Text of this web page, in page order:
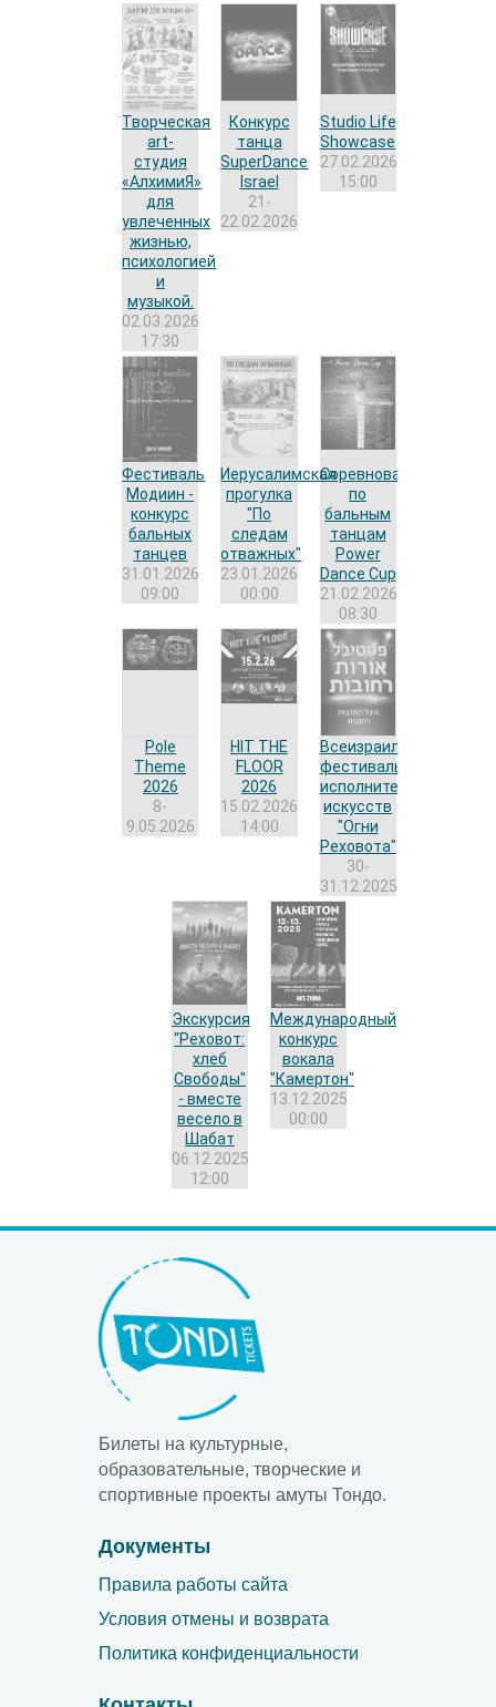
Творческая
art-
студия
«АлхимиЯ»
для
увлеченных
жизнью,
психологией
и
музыкой.
02.03.2026
17:30
Конкурс
танца
SuperDance
Israel
21-
22.02.2026
Studio Life
Showcase
27.02.2026
15:00
Фестиваль
Модиин -
конкурс
бальных
танцев
31.01.2026
09:00
Иерусалимская
прогулка
"По
следам
отважных"
23.01.2026
00:00
Соревнование
по
бальным
танцам
Power
Dance Cup
21.02.2026
08:30
Pole
Theme
2026
8-
9.05.2026
HIT THE
FLOOR
2026
15.02.2026
14:00
Всеизраильский
фестиваль
исполнительных
искусств
"Огни
Реховота"
30-
31.12.2025
Экскурсия
"Реховот:
хлеб
Свободы"
- вместе
весело в
Шабат
06.12.2025
12:00
Международный
конкурс
вокала
"Камертон"
13.12.2025
00:00
Билеты на культурные,
образовательные, творческие и
спортивные проекты амуты Тондо.
Документы
Правила работы сайта
Условия отмены и возврата
Политика конфиденциальности